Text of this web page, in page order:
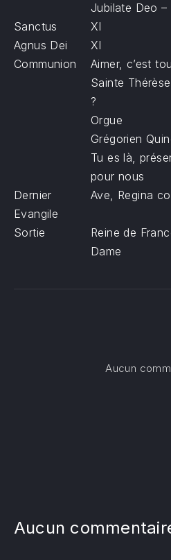
Jubilate Deo –
Sanctus
XI
Agnus Dei
XI
Communion
Aimer, c’est
Sainte Thérèse
?
Orgue
Grégorien
Tu es là,
pour nous
Dernier
Evangile
Ave, Regina
Sortie
Reine de
Dame
Aucun
Aucun